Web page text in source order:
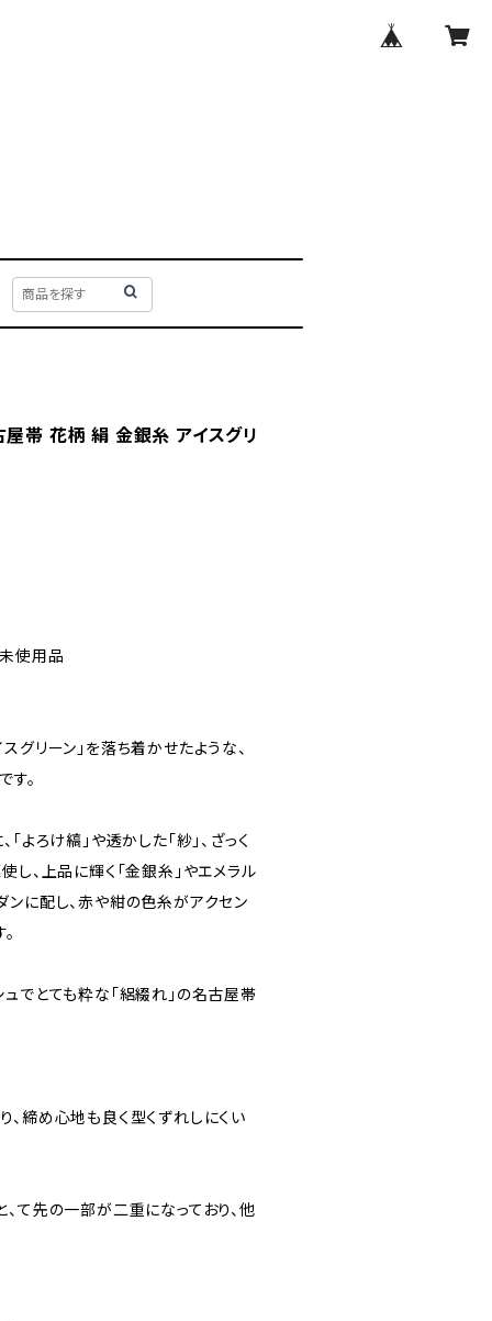
屋帯 花柄 絹 金銀糸 アイスグリ
使用品
グリーン」を落ち着かせたような、
す。
よろけ縞」や透かした「紗」、ざっく
し、上品に輝く「金銀糸」やエメラル
に配し、赤や紺の色糸がアクセン
でとても粋な「絽綴れ」の名古屋帯
締め心地も良く型くずれしにくい
て先の一部が二重になっており、他